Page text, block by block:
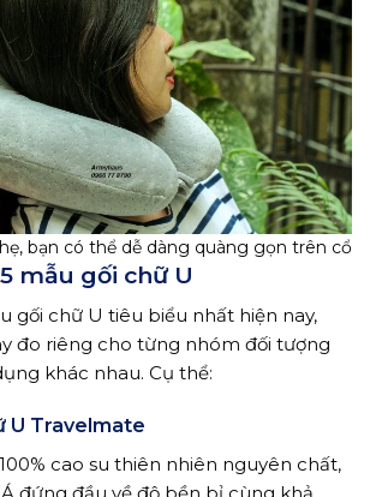
bạn có thể dễ dàng quàng gọn trên cổ
mẫu gối chữ U
gối chữ U tiêu biểu nhất hiện nay,
đo riêng cho từng nhóm đối tượng
khác nhau. Cụ thể:
U Travelmate
cao su thiên nhiên nguyên chất,